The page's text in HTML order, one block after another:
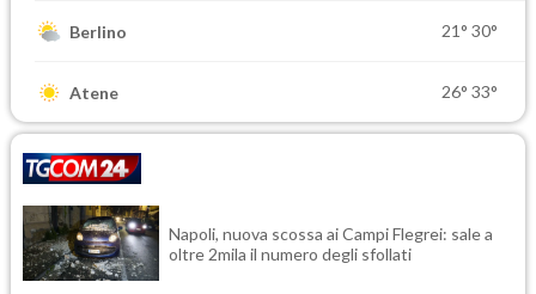
Berlino 21° 30°
Atene 26° 33°
Napoli, nuova scossa ai Campi Flegrei: sale a
oltre 2mila il numero degli sfollati